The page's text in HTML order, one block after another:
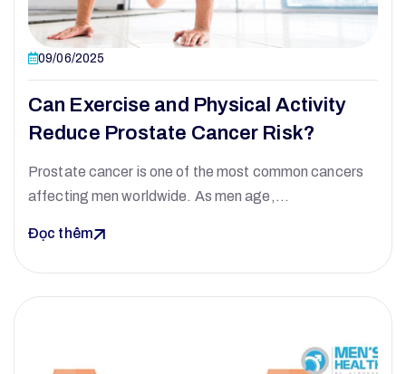
09/06/2025
Can Exercise and Physical Activity
Reduce Prostate Cancer Risk?
Prostate cancer is one of the most common cancers
affecting men worldwide. As men age,…
Đọc thêm